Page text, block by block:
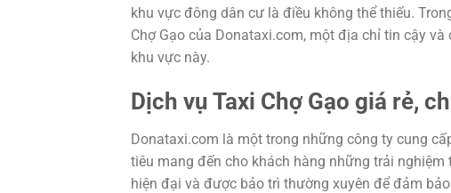
khu vực đông dân cư là điều không thể thiếu.
Chợ Gạo của Donataxi.com, một địa chỉ tin cậy
khu vực này.
Dịch vụ Taxi Chợ Gạo giá rẻ,
Donataxi.com là một trong những công ty cung
tiêu mang đến cho khách hàng những trải
hiện đại và được bảo trì thường xuyên để đảm